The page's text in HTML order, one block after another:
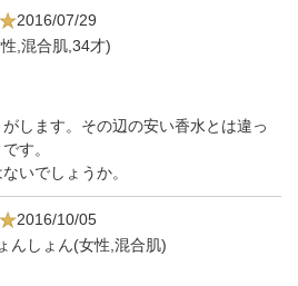
2016/07/29
,混合肌,34才)
します。その辺の安い香水とは違っ
す。
いでしょうか。
2016/10/05
んしょん(女性,混合肌)